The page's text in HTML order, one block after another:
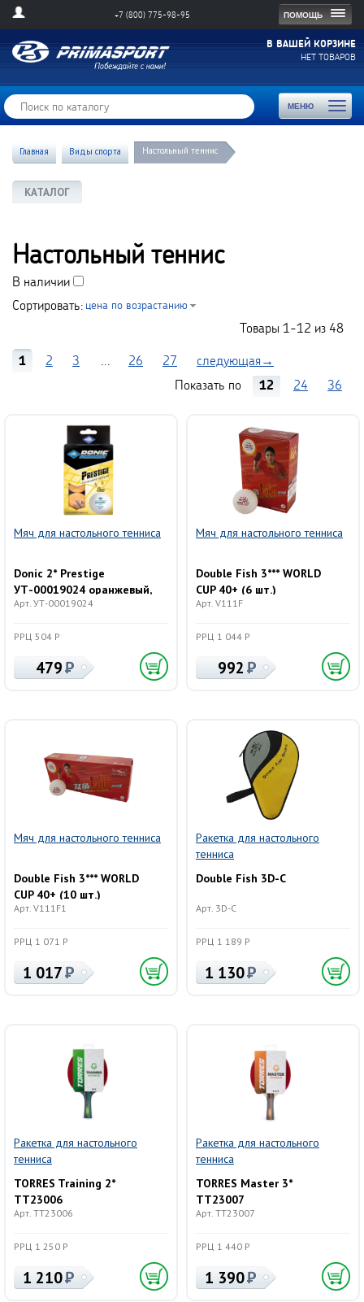
ПОМОЩЬ
+7 (800) 775-98-95
В ВАШЕЙ КОРЗИНЕ
НЕТ ТОВАРОВ
МЕНЮ
Toggle
Главная Виды спорта Настольный теннис
КАТАЛОГ
Настольный теннис
В наличии
Сортировать: цена по возрастанию
Товары 1-12 из 48
1
2 3 ... 26 27
следующая→
Показать по
12 24 36
Мяч для настольного тенниса
Donic 2* Prestige
УТ-00019024 оранжевый,
6 шт.
Арт. УТ-00019024
РРЦ 504 Р
479
Мяч для настольного тенниса
Double Fish 3*** WORLD
CUP 40+ (6 шт.)
Арт. V111F
РРЦ 1 044 Р
992
Мяч для настольного тенниса
Double Fish 3*** WORLD
CUP 40+ (10 шт.)
Арт. V111F1
РРЦ 1 071 Р
1 017
Ракетка для настольного
тенниса
Double Fish 3D-C
Арт. 3D-C
РРЦ 1 189 Р
1 130
Ракетка для настольного
тенниса
TORRES Training 2*
TT23006
Арт. TT23006
РРЦ 1 250 Р
1 210
Ракетка для настольного
тенниса
TORRES Master 3*
TT23007
Арт. TT23007
РРЦ 1 440 Р
1 390